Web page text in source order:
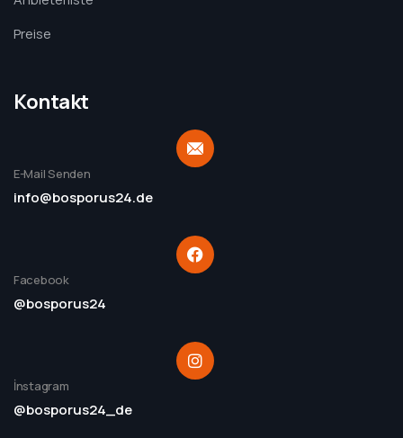
Preise
Kontakt
E-Mail Senden
info@bosporus24.de
Facebook
@bosporus24
İnstagram
@bosporus24_de